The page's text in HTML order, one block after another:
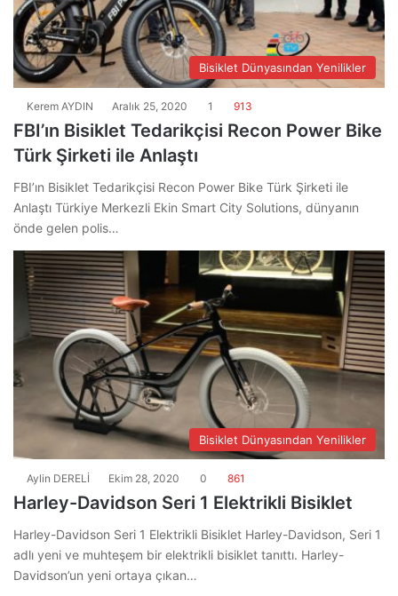
Bisiklet Dünyasından Yenilikler
Kerem AYDIN Aralık 25, 2020 1 913
FBI’ın Bisiklet Tedarikçisi Recon Power Bike
Türk Şirketi ile Anlaştı
FBI’ın Bisiklet Tedarikçisi Recon Power Bike Türk Şirketi ile
Anlaştı Türkiye Merkezli Ekin Smart City Solutions, dünyanın
önde gelen polis…
Bisiklet Dünyasından Yenilikler
Aylin DERELİ Ekim 28, 2020 0 861
Harley-Davidson Seri 1 Elektrikli Bisiklet
Harley-Davidson Seri 1 Elektrikli Bisiklet Harley-Davidson, Seri 1
adlı yeni ve muhteşem bir elektrikli bisiklet tanıttı. Harley-
Davidson’un yeni ortaya çıkan…